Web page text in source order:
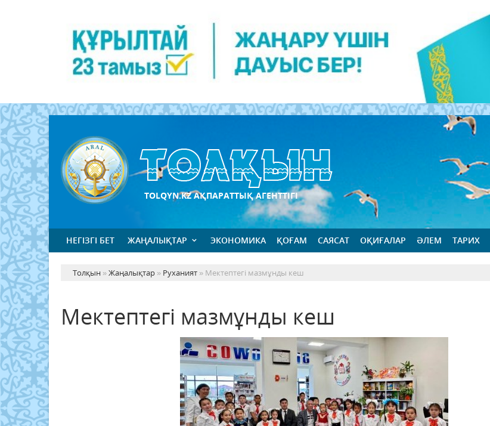
TOLQYN.KZ АҚПАРАТТЫҚ АГЕНТТІГІ
НЕГІЗГІ БЕТ ЖАҢАЛЫҚТАР ЭКОНОМИКА ҚОҒАМ САЯСАТ ОҚИҒАЛАР ӘЛЕМ ТАРИХ
Толқын »Жаңалықтар » Руханият » Мектептегі мазмұнды кеш
Мектептегі мазмұнды кеш